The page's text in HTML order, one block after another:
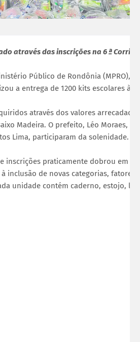
através das inscrições na 6 ª Corrida
Público de Rondônia (MPRO),
a entrega de 1200 kits escolares à
através dos valores
Madeira. O prefeito, Léo Moraes,
Lima, participaram da solenidade.
inscrições praticamente dobrou em
inclusão de novas categorias,
unidade contém caderno, estojo,